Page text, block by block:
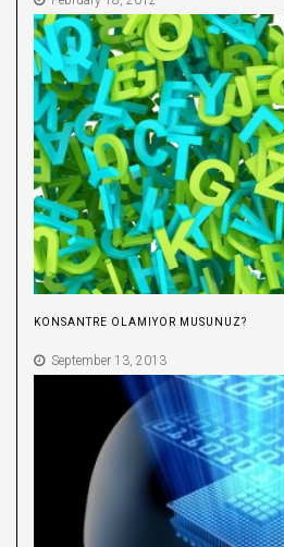
KONSANTRE OLAMIYOR MUSUNUZ?
September 13, 2013